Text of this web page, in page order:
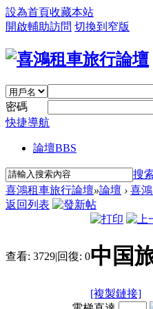
設為首頁收藏本站
開啟輔助訪問 切換到窄版
密碼
快捷導航
論壇BBS
搜
喜鴻租車旅行論壇»論壇 › 喜
返回列表
查看: 3729|回復: 0中国
[複製鏈接]